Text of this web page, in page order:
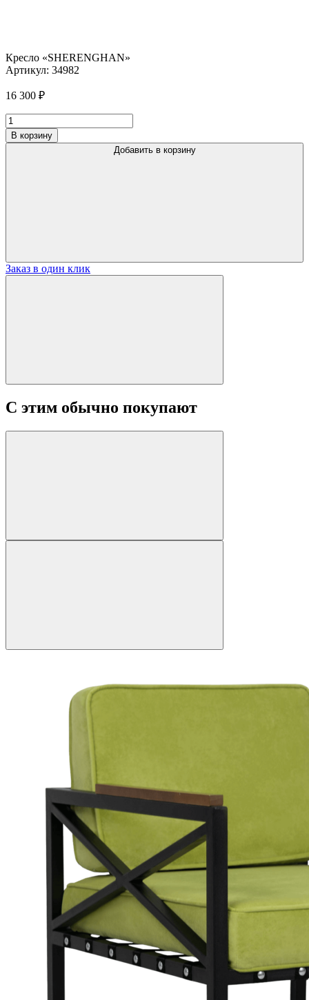
Кресло «SHERENGHAN»
Артикул: 34982
16 300 ₽
Количество
товара
Кресло
В корзину
Добавить в корзину
Заказ в один клик
С этим обычно покупают